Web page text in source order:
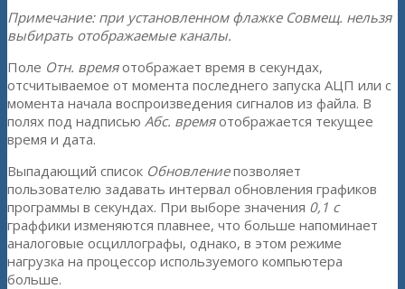
Примечание: при установленном флажке Совмещ. нельзя
выбирать отображаемые каналы.
Поле Отн. времяотображает время в секундах,
отсчитываемое от момента последнего запуска АЦП или с
момента начала воспроизведения сигналов из файла. В
полях под надписью Абс. времяотображается текущее
время и дата.
Выпадающий список Обновлениепозволяет
пользователю задавать интервал обновления графиков
программы в секундах. При выборе значения 0,1 с
граффики изменяются плавнее, что больше напоминает
аналоговые осциллографы, однако, в этом режиме
нагрузка на процессор используемого компьютера
больше.